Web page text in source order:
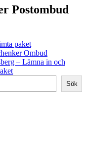
Postombud
paket
Ombud
– Lämna in och
Sök